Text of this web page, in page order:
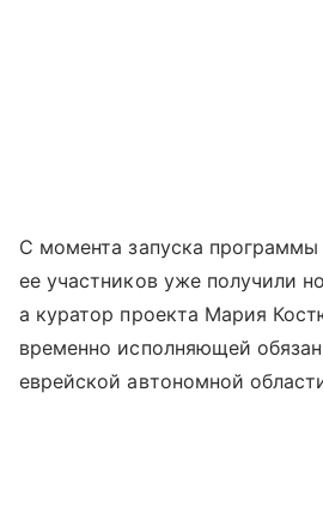
С момента запуска программы
ее участников уже получили
а куратор проекта Мария
временно исполняющей
еврейской автономной